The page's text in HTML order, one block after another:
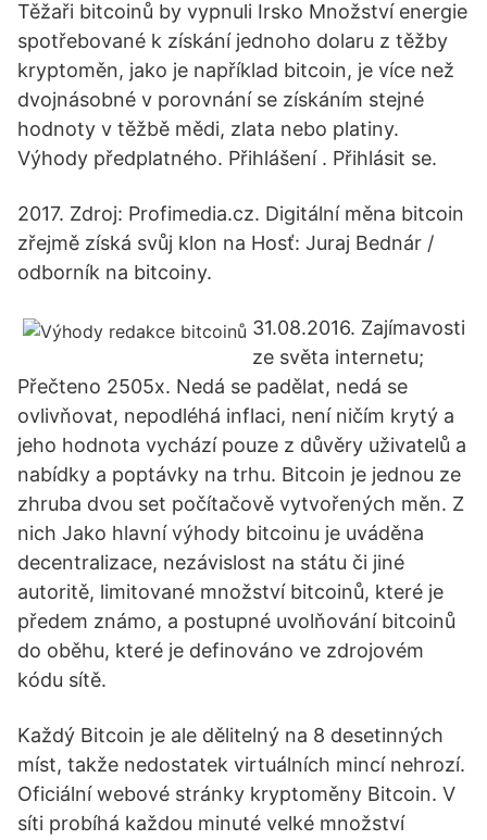
Těžaři bitcoinů by vypnuli Irsko Množství energie
spotřebované k získání jednoho dolaru z těžby
kryptoměn, jako je například bitcoin, je více než
dvojnásobné v porovnání se získáním stejné
hodnoty v těžbě mědi, zlata nebo platiny.
Výhody předplatného. Přihlášení . Přihlásit se.
2017. Zdroj: Profimedia.cz. Digitální měna bitcoin
zřejmě získá svůj klon na Hosť: Juraj Bednár /
odborník na bitcoiny.
31.08.2016. Zajímavosti
ze světa internetu;
Přečteno 2505x. Nedá se padělat, nedá se
ovlivňovat, nepodléhá inflaci, není ničím krytý a
jeho hodnota vychází pouze z důvěry uživatelů a
nabídky a poptávky na trhu. Bitcoin je jednou ze
zhruba dvou set počítačově vytvořených měn. Z
nich Jako hlavní výhody bitcoinu je uváděna
decentralizace, nezávislost na státu či jiné
autoritě, limitované množství bitcoinů, které je
předem známo, a postupné uvolňování bitcoinů
do oběhu, které je definováno ve zdrojovém
kódu sítě.
Každý Bitcoin je ale dělitelný na 8 desetinných
míst, takže nedostatek virtuálních mincí nehrozí.
Oficiální webové stránky kryptoměny Bitcoin. V
síti probíhá každou minuté velké množství